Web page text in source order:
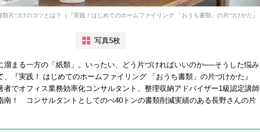
片づけのコツとは？（『実践！はじめてのホームファイリング 「おうち書類」の片づけかた』
写真5枚
溜まる一方の「紙類」。いったい、どう片づければいいのか──そうした悩み
、『実践！ はじめてのホームファイリング 「おうち書類」の片づけかた』
者でオフィス業務効率化コンサルタント、整理収納アドバイザー1級認定講師
南！ コンサルタントとしてのべ40トンの書類削減実績のある長野さんの片